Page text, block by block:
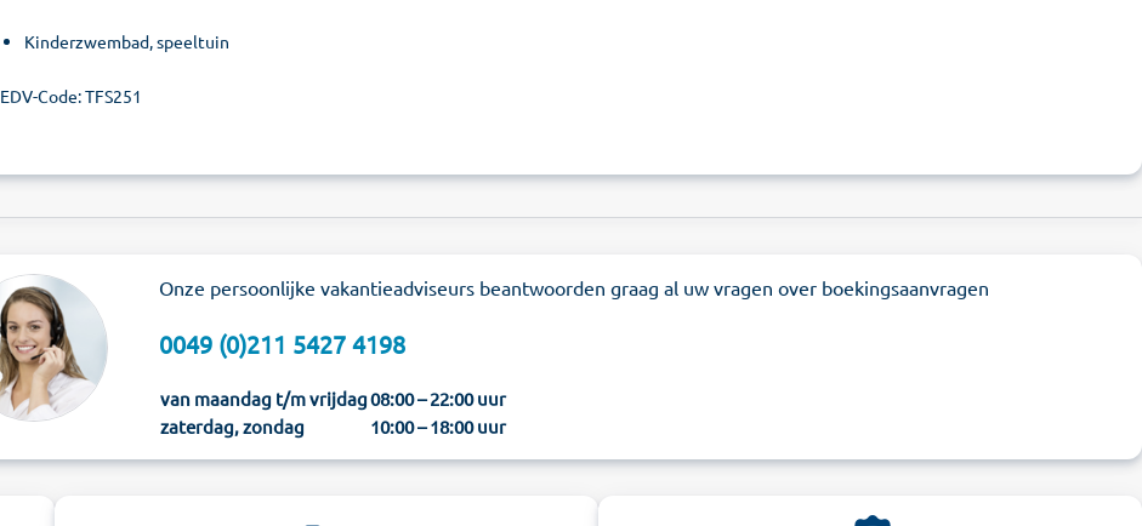
Kinderzwembad, speeltuin
EDV-Code: TFS251
Onze persoonlijke vakantieadviseurs beantwoorden graag al uw vragen over boekingsaanvragen
0049 (0)211 5427 4198
van maandag t/m vrijdag08:00 – 22:00 uur
zaterdag, zondag
10:00 – 18:00 uur